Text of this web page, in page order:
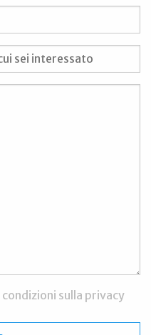
condizioni sulla privacy